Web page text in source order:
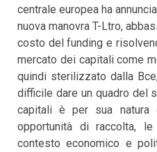
centrale europea ha
nuova manovra T-Ltro,
costo del funding e
mercato dei capitali come
quindi sterilizzato dalla
difficile dare un quadro del
capitali è per sua natura
opportunità di raccolta,
contesto economico e